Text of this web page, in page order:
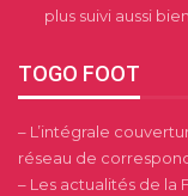
plus suivi aussi
TOGO FOOT
– L’intégrale
réseau de
– Les actualités de la